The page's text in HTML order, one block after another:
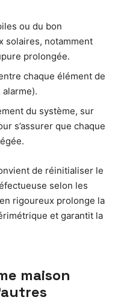
ou du bon
solaires, notamment
prolongée.
chaque élément de
du système, sur
s’assurer que chaque
de réinitialiser le
selon les
rigoureux prolonge la
et garantit la
maison